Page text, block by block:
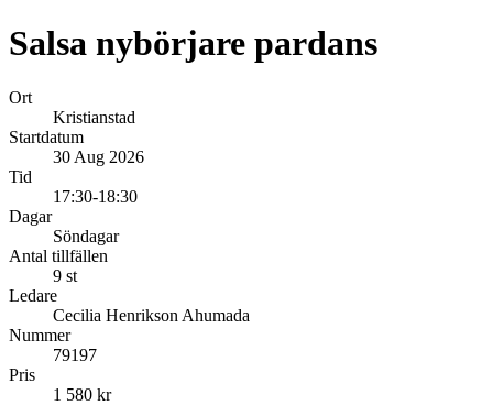
Salsa nybörjare pardans
Ort
Kristianstad
Startdatum
30 Aug 2026
Tid
17:30-18:30
Dagar
Söndagar
Antal tillfällen
9 st
Ledare
Cecilia Henrikson Ahumada
Nummer
79197
Pris
1 580 kr